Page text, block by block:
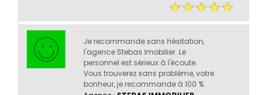
Je recommande sans hésitation,
l'agence Stebas Imobilier. Le
personnel est sérieux à l'écoute.
Vous trouverez sans problème, votre
bonheur, je recommande à 100 %